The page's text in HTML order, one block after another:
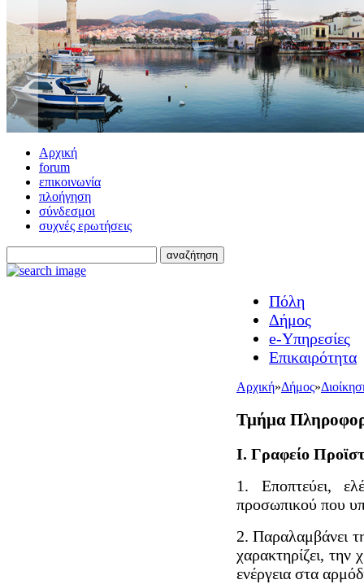
Αρχική
forum
επικοινωνία
πλοήγηση
σύνδεσμοι
συχνές ερωτήσεις
Πόλη
Δήμος
e-Υπηρεσίες
Επικαιρότητα
Αρχική»Δήμος»
Τμήμα
I. Γραφείο
1. Εποπτεύει,
προσωπικού που
2. Παραλαμβάνει
χαρακτηρίζει, την
ενέργεια στα